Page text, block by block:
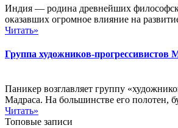
Индия — родина древнейших
оказавших огромное влияние на
Читать»
Группа художников-прогрессивистов
Паникер возглавляет группу
Мадраса. На большинстве его полотен,
Читать»
Топовые записи